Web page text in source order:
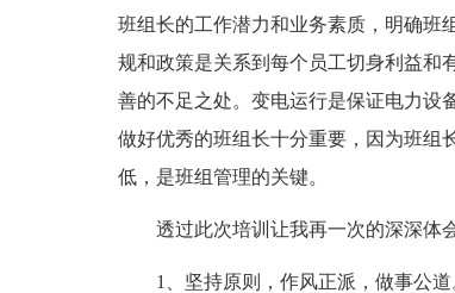
班组长的工作潜力和业务素质，明确班
规和政策是关系到每个员工切身利益和
善的不足之处。变电运行是保证电力设
做好优秀的班组长十分重要，因为班组
低，是班组管理的关键。
透过此次培训让我再一次的深深体
1、坚持原则，作风正派，做事公道